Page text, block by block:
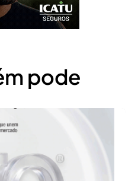
pode